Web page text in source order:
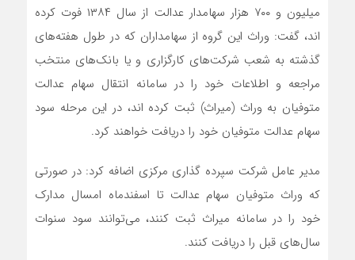
میلیون و ۷۰۰ هزار سهامدار عدالت از سال ۱۳۸۴ فوت کرده
اند، گفت: وراث این گروه از سهامداران که در طول هفته‌های
گذشته به شعب شرکت‌های کارگزاری و یا بانک‌های منتخب
مراجعه و اطلاعات خود را در سامانه انتقال سهام عدالت
متوفیان به وراث (میراث) ثبت کرده اند، در این مرحله سود
سهام عدالت متوفیان خود را دریافت خواهند کرد.
مدیر عامل شرکت سپرده گذاری مرکزی اضافه کرد: در صورتی
که وراث متوفیان سهام عدالت تا اسفندماه امسال مدارک
خود را در سامانه میراث ثبت کنند، می‌توانند سود سنوات
سال‌های قبل را دریافت کنند.